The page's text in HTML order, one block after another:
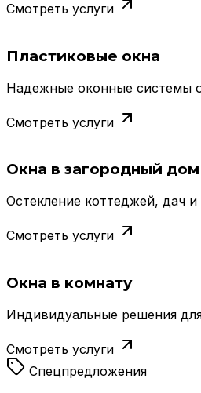
Смотреть услуги
Пластиковые окна
Надежные оконные системы
Смотреть услуги
Окна в загородный дом
Остекление коттеджей, дач и
Смотреть услуги
Окна в комнату
Индивидуальные решения
Смотреть услуги
Спецпредложения